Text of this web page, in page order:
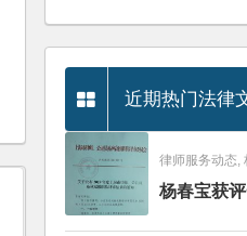
近期热门法律
律师服务动态,
杨春宝获